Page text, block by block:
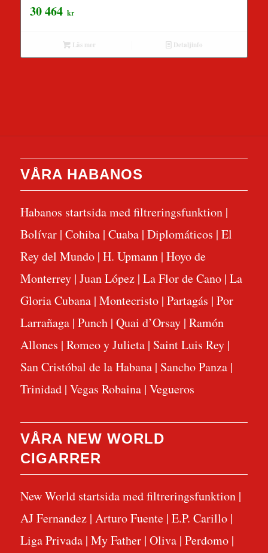
30 464 kr
Läs mer Detaljinfo
VÅRA HABANOS
Habanos startsida med filtreringsfunktion|
Bolívar| Cohiba| Cuaba| Diplomáticos | El
Rey del Mundo| H. Upmann| Hoyo de
Monterrey| Juan López| La Flor de Cano| La
Gloria Cubana| Montecristo| Partagás | Por
Larrañaga| Punch| Quai d’Orsay| Ramón
Allones | Romeo y Julieta| Saint Luis Rey|
San Cristóbal de la Habana| Sancho Panza|
Trinidad| Vegas Robaina| Vegueros
VÅRA NEW WORLD
CIGARRER
New World startsida med filtreringsfunktion|
AJ Fernandez| Arturo Fuente| E.P. Carillo|
Liga Privada| My Father| Oliva| Perdomo|